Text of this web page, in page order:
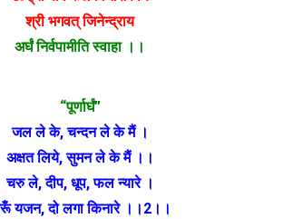
श्री भगवत् जिनेन्द्राय
अर्घं निर्वपामीति स्वाहा ।।
“पूर्णार्घं”
जल ले के, चन्दन ले के मैं ।
अक्षत लिये, सुमन ले के मैं ।।
चरु ले, दीप, धूप, फल न्यारे ।
यजन, दो लगा किनारे ।।2।।